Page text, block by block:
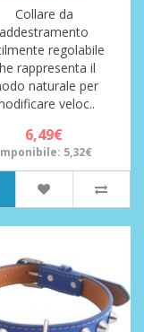
Collare da
addestramento
regolabile
rappresenta il
naturale per
veloc..
6,49€
5,32€